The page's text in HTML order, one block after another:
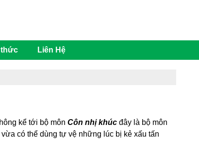
thức Liên Hệ
kể tới bộ môn Côn nhị khúc đây là bộ môn
có thể dùng tự vệ những lúc bị kẻ xấu tấn